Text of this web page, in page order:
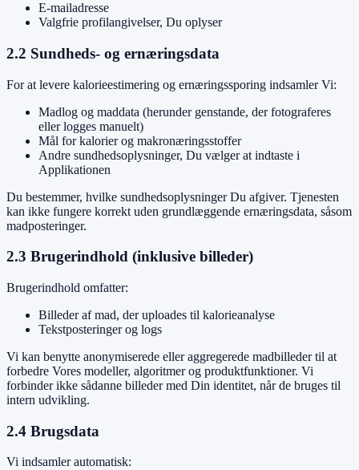
E-mailadresse
Valgfrie profilangivelser, Du oplyser
2.2 Sundheds- og ernæringsdata
For at levere kalorieestimering og ernæringssporing indsamler Vi:
Madlog og maddata (herunder genstande, der fotograferes
eller logges manuelt)
Mål for kalorier og makronæringsstoffer
Andre sundhedsoplysninger, Du vælger at indtaste i
Applikationen
Du bestemmer, hvilke sundhedsoplysninger Du afgiver. Tjenesten
kan ikke fungere korrekt uden grundlæggende ernæringsdata, såsom
madposteringer.
2.3 Brugerindhold (inklusive billeder)
Brugerindhold omfatter:
Billeder af mad, der uploades til kalorieanalyse
Tekstposteringer og logs
Vi kan benytte anonymiserede eller aggregerede madbilleder til at
forbedre Vores modeller, algoritmer og produktfunktioner. Vi
forbinder ikke sådanne billeder med Din identitet, når de bruges til
intern udvikling.
2.4 Brugsdata
Vi indsamler automatisk: